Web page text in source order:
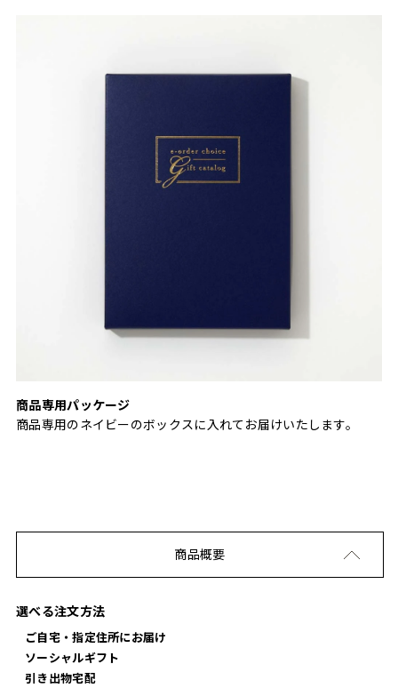
商品専用パッケージ
商品専用のネイビーのボックスに入れてお届けいたします。
商品概要
選べる注文方法
ご自宅・指定住所にお届け
ソーシャルギフト
引き出物宅配